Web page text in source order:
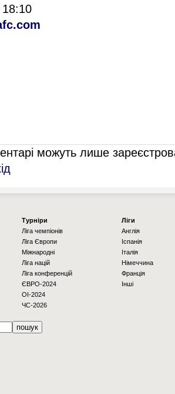
18:10
можуть лише
Турніри
Ліга чемпіонів
Ліга Європи
Міжнародні
Ліга націй
Ліга конференцій
ЄВРО-2024
OI-2024
ЧС-2026
Ліги
Англія
Іспанія
Італія
Німеччина
Франція
Інші